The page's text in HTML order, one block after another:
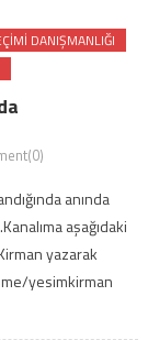
DANIŞMANLIĞI
anında
aşağıdaki
yazarak
yesimkirman